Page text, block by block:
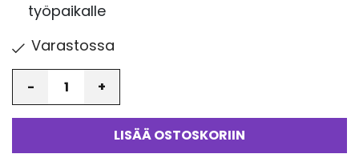
työpaikalle
Varastossa
LISÄÄ OSTOSKORIIN